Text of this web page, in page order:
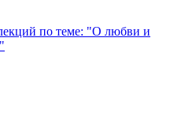
по теме: "О любви и